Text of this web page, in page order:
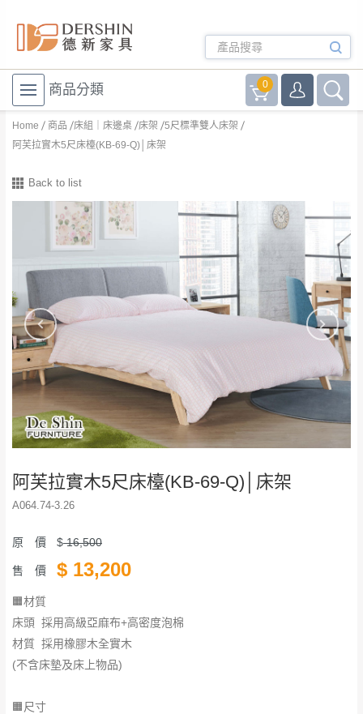
商品分類 0
Home 商品 床組｜床邊桌 床架
5尺標準雙人床架
阿芙拉實木5尺床檯(KB-69-Q)│床架
Back to list
阿芙拉實木5尺床檯(KB-69-Q)│床架
A064.74-3.26
原 價 $16,500
售 價 $ 13,200
🟧材質
床頭 採用高級亞麻布+高密度泡棉
材質 採用橡膠木全實木
(不含床墊及床上物品)
🟧尺寸